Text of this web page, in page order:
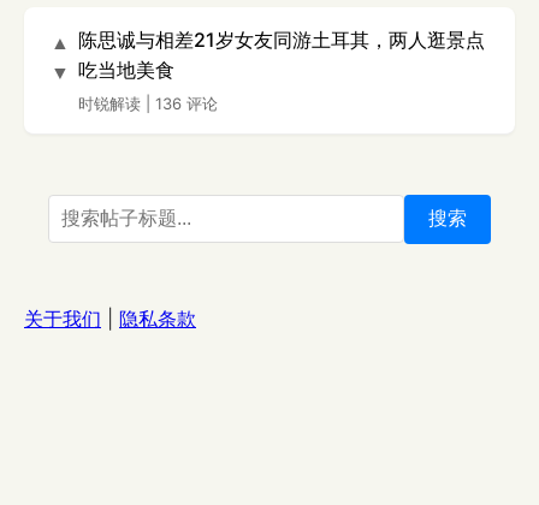
▲
▼
陈思诚与相差21岁女友同游土耳其，两人逛景点
吃当地美食
时锐解读 136 评论
搜索
关于我们 隐私条款